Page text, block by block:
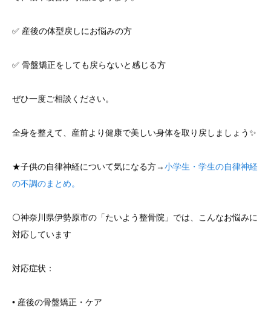
✅ 産後の体型戻しにお悩みの方
✅ 骨盤矯正をしても戻らないと感じる方
ぜひ一度ご相談ください。
全身を整えて、産前より健康で美しい身体を取り戻しましょう✨
★子供の自律神経について気になる方→小学生・学生の自律神経
の不調のまとめ。
⚪️神奈川県伊勢原市の「たいよう整骨院」では、こんなお悩みに
対応しています
対応症状：
• 産後の骨盤矯正・ケア